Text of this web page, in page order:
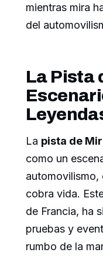
mientras mira
del
La Pista
La pista de
como un
cobra vida.
de Francia, ha
pruebas y
rumbo de la